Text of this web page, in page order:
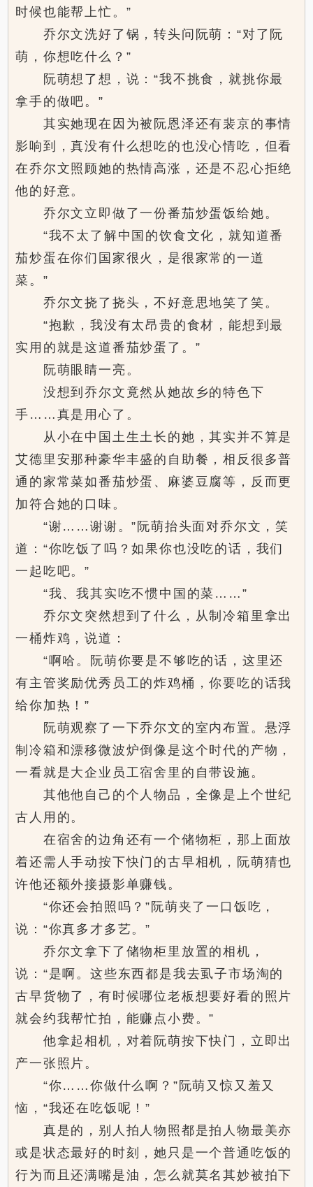
时候也能帮上忙。”
乔尔文洗好了锅，转头问阮萌：“对了阮
萌，你想吃什么？”
阮萌想了想，说：“我不挑食，就挑你最
拿手的做吧。”
其实她现在因为被阮恩泽还有裴京的事情
影响到，真没有什么想吃的也没心情吃，但看
在乔尔文照顾她的热情高涨，还是不忍心拒绝
他的好意。
乔尔文立即做了一份番茄炒蛋饭给她。
“我不太了解中国的饮食文化，就知道番
茄炒蛋在你们国家很火，是很家常的一道
菜。”
乔尔文挠了挠头，不好意思地笑了笑。
“抱歉，我没有太昂贵的食材，能想到最
实用的就是这道番茄炒蛋了。”
阮萌眼睛一亮。
没想到乔尔文竟然从她故乡的特色下
手……真是用心了。
从小在中国土生土长的她，其实并不算是
艾德里安那种豪华丰盛的自助餐，相反很多普
通的家常菜如番茄炒蛋、麻婆豆腐等，反而更
加符合她的口味。
“谢……谢谢。”阮萌抬头面对乔尔文，笑
道：“你吃饭了吗？如果你也没吃的话，我们
一起吃吧。”
“我、我其实吃不惯中国的菜……”
乔尔文突然想到了什么，从制冷箱里拿出
一桶炸鸡，说道：
“啊哈。阮萌你要是不够吃的话，这里还
有主管奖励优秀员工的炸鸡桶，你要吃的话我
给你加热！”
阮萌观察了一下乔尔文的室内布置。悬浮
制冷箱和漂移微波炉倒像是这个时代的产物，
一看就是大企业员工宿舍里的自带设施。
其他他自己的个人物品，全像是上个世纪
古人用的。
在宿舍的边角还有一个储物柜，那上面放
着还需人手动按下快门的古早相机，阮萌猜也
许他还额外接摄影单赚钱。
“你还会拍照吗？”阮萌夹了一口饭吃，
说：“你真多才多艺。”
乔尔文拿下了储物柜里放置的相机，
说：“是啊。这些东西都是我去虱子市场淘的
古早货物了，有时候哪位老板想要好看的照片
就会约我帮忙拍，能赚点小费。”
他拿起相机，对着阮萌按下快门，立即出
产一张照片。
“你……你做什么啊？”阮萌又惊又羞又
恼，“我还在吃饭呢！”
真是的，别人拍人物照都是拍人物最美亦
或是状态最好的时刻，她只是一个普通吃饭的
行为而且还满嘴是油，怎么就莫名其妙被拍下